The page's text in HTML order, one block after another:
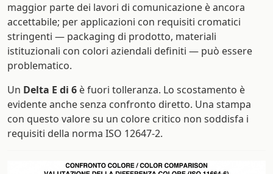
maggior parte dei lavori di comunicazione è ancora
accettabile; per applicazioni con requisiti cromatici
stringenti — packaging di prodotto, materiali
istituzionali con colori aziendali definiti — può essere
problematico.
Un Delta E di 6 è fuori tolleranza. Lo scostamento è
evidente anche senza confronto diretto. Una stampa
con questo valore su un colore critico non soddisfa i
requisiti della norma ISO 12647-2.